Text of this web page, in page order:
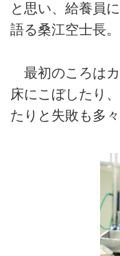
と思い、給養員
語る桑江空士長。
最初のころは
床にこぼしたり
たりと失敗も多